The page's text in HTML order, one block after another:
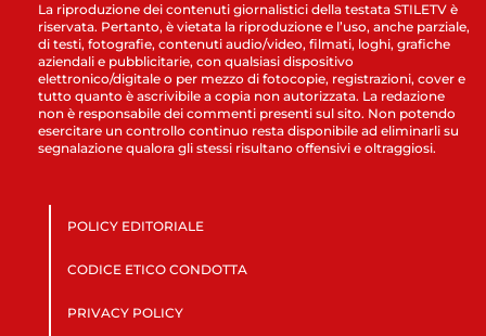
La riproduzione dei contenuti giornalistici della testata STILETV è
riservata. Pertanto, è vietata la riproduzione e l’uso, anche parziale,
di testi, fotografie, contenuti audio/video, filmati, loghi, grafiche
aziendali e pubblicitarie, con qualsiasi dispositivo
elettronico/digitale o per mezzo di fotocopie, registrazioni, cover e
tutto quanto è ascrivibile a copia non autorizzata. La redazione
non è responsabile dei commenti presenti sul sito. Non potendo
esercitare un controllo continuo resta disponibile ad eliminarli su
segnalazione qualora gli stessi risultano offensivi e oltraggiosi.
POLICY EDITORIALE
CODICE ETICO CONDOTTA
PRIVACY POLICY